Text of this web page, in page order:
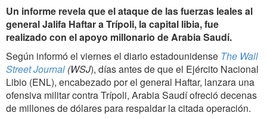
Un informe revela que el ataque de las fuerzas leales al
general Jalifa Haftar a Trípoli, la capital libia, fue
realizado con el apoyo millonario de Arabia Saudí.
Según informó el viernes el diario estadounidense The Wall
Street Journal (WSJ), días antes de que el Ejército Nacional
Libio (ENL), encabezado por el general Haftar, lanzara una
ofensiva militar contra Trípoli, Arabia Saudí ofreció decenas
de millones de dólares para respaldar la citada operación.